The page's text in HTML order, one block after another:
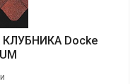
КЛУБНИКА Docke